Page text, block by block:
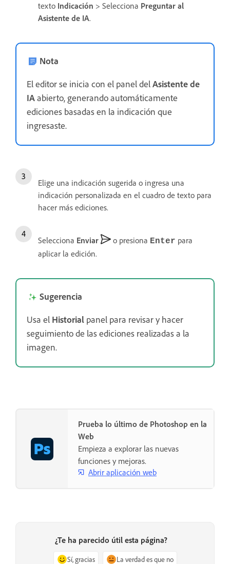
texto Indicación > Selecciona Preguntar al
Asistente de IA.
Nota
El editor se inicia con el panel delAsistente de
IAabierto, generando automáticamente
ediciones basadas en la indicación que
ingresaste.
Elige una indicación sugerida o ingresa una
indicación personalizada en el cuadro de texto para
hacer más ediciones.
Selecciona Enviar o presiona Enter para
aplicar la edición.
Sugerencia
Usa el Historial panel para revisar y hacer
seguimiento de las ediciones realizadas a la
imagen.
Prueba lo último de Photoshop en la
Web
Empieza a explorar las nuevas
funciones y mejoras.
Abrir aplicación web
¿Te ha parecido útil esta página?
Sí, gracias La verdad es que no